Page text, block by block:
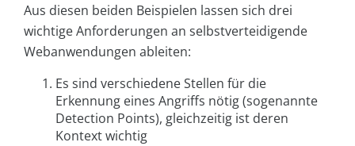
Aus diesen beiden Beispielen lassen sich drei
wichtige Anforderungen an selbstverteidigende
Webanwendungen ableiten:
Es sind verschiedene Stellen für die
Erkennung eines Angriffs nötig (sogenannte
Detection Points), gleichzeitig ist deren
Kontext wichtig